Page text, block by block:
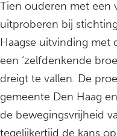
Tien ouderen met een
uitproberen bij
Haagse uitvinding met
een ‘zelfdenkende
dreigt te vallen. De
gemeente Den Haag
de bewegingsvrijheid
tegelijkertijd de kans